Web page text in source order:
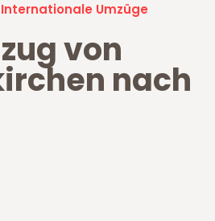
Umzüge
von
nach